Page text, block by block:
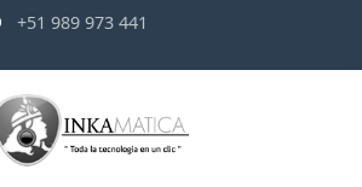
+51 989 973 441